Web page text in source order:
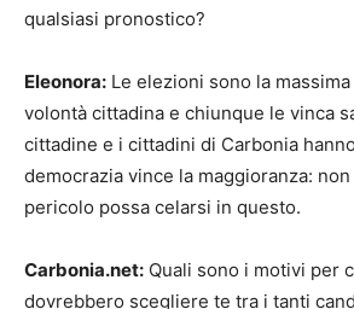
qualsiasi pronostico?
Eleonora: Le elezioni sono la
volontà cittadina e chiunque le vinca
cittadine e i cittadini di Carbonia
democrazia vince la maggioranza:
pericolo possa celarsi in questo.
Carbonia.net: Quali sono i motivi per
dovrebbero scegliere te tra i tanti